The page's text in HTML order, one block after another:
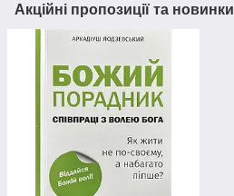
Акційні пропозиції та новинки